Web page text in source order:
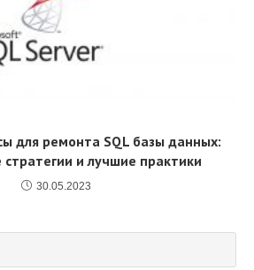
для ремонта SQL базы данных:
и лучшие практики
30.05.2023